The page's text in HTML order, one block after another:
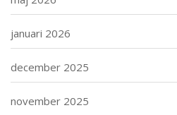
januari 2026
december 2025
november 2025